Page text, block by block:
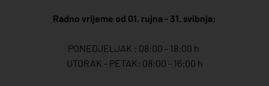
Radno vrijeme od 01. rujna - 31. svibnja:
PONEDJELJAK : 08:00 - 18:00 h
UTORAK - PETAK: 08:00 - 16:00 h